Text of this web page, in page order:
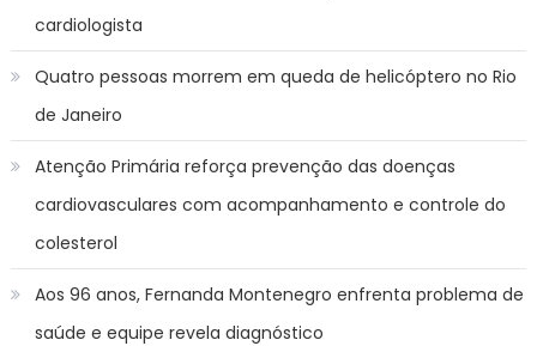
cardiologista
Quatro pessoas morrem em queda de helicóptero no Rio
de Janeiro
Atenção Primária reforça prevenção das doenças
cardiovasculares com acompanhamento e controle do
colesterol
Aos 96 anos, Fernanda Montenegro enfrenta problema de
saúde e equipe revela diagnóstico